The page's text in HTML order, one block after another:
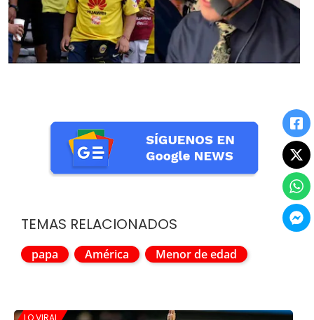
TEMAS RELACIONADOS
papa América Menor de edad
LO VIRAL